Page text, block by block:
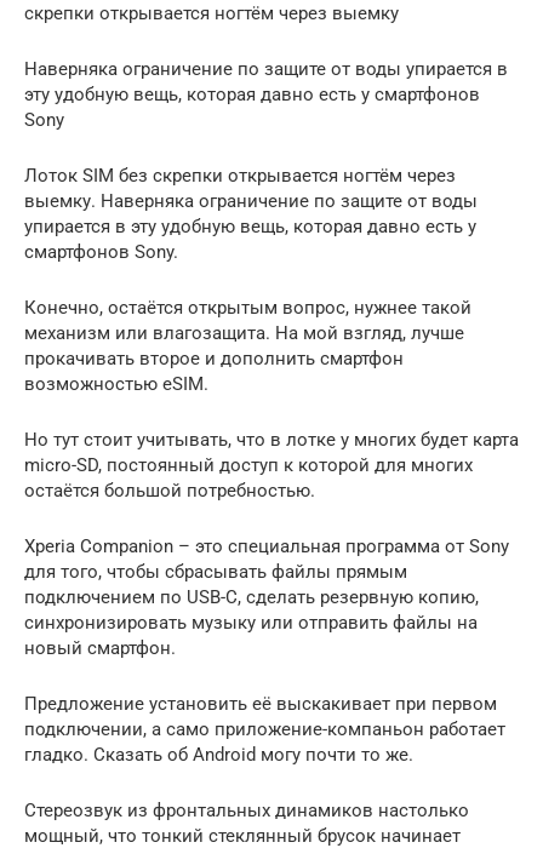
скрепки открывается ногтём через выемку
Наверняка ограничение по защите от воды упирается в
эту удобную вещь, которая давно есть у смартфонов
Sony
Лоток SIM без скрепки открывается ногтём через
выемку. Наверняка ограничение по защите от воды
упирается в эту удобную вещь, которая давно есть у
смартфонов Sony.
Конечно, остаётся открытым вопрос, нужнее такой
механизм или влагозащита. На мой взгляд, лучше
прокачивать второе и дополнить смартфон
возможностью eSIM.
Но тут стоит учитывать, что в лотке у многих будет карта
micro-SD, постоянный доступ к которой для многих
остаётся большой потребностью.
Xperia Companion – это специальная программа от Sony
для того, чтобы сбрасывать файлы прямым
подключением по USB-C, сделать резервную копию,
синхронизировать музыку или отправить файлы на
новый смартфон.
Предложение установить её выскакивает при первом
подключении, а само приложение-компаньон работает
гладко. Сказать об Android могу почти то же.
Стереозвук из фронтальных динамиков настолько
мощный, что тонкий стеклянный брусок начинает